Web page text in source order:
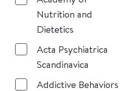
Nutrition and
Dietetics
Acta Psychiatrica
Scandinavica
Addictive Behaviors